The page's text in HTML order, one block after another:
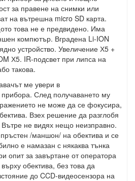
за правене на снимки или
на вътрешна micro SD карта.
това не е предвидено. Има
компютър. Вградена Li-ION
устройство. Увеличение Х5 +
Х5. IR-подсвет при липса на
такова.
ме увери в
прибора. След получаването му
не може да се фокусира,
Взех решение да разглобя
не видях нещо неизправно.
/маншон/ на обектива и се
е намазан с някаква тънка
опит за завъртане от оператора
обектива, без това да
до CCD-видеосензора на